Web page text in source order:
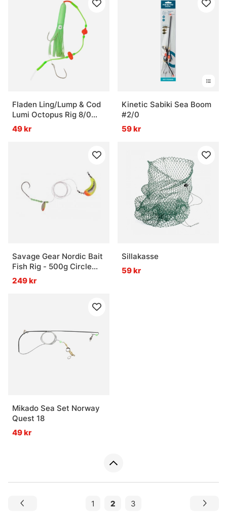
Fladen Ling/Lump & Cod
Lumi Octopus Rig 8/0
0.80mm
49 kr
Kinetic Sabiki Sea Boom
#2/0
59 kr
Savage Gear Nordic Bait
Fish Rig - 500g Circle
Hook 12/0 FC 1mm
249 kr
Sillakasse
59 kr
Mikado Sea Set Norway
Quest 18
49 kr
1 2 3